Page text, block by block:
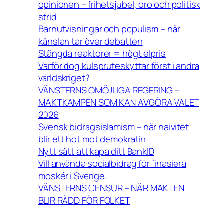
opinionen – frihetsjubel, oro och politisk
strid
Barnutvisningar och populism – när
känslan tar över debatten
Stängda reaktorer = högt elpris
Varför dog kulspruteskyttar först i andra
världskriget?
VÄNSTERNS OMÖJLIGA REGERING –
MAKTKAMPEN SOM KAN AVGÖRA VALET
2026
Svensk bidragsislamism – när naivitet
blir ett hot mot demokratin
Nytt sätt att kapa ditt BankID
Vill använda socialbidrag för finasiera
moskér i Sverige.
VÄNSTERNS CENSUR – NÄR MAKTEN
BLIR RÄDD FÖR FOLKET